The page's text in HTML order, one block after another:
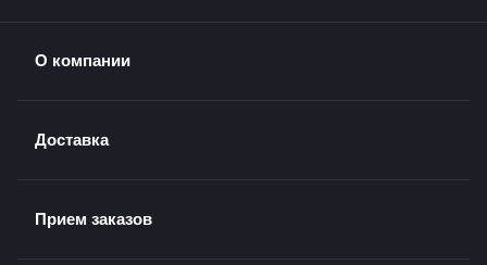
О компании
Доставка
Прием заказов